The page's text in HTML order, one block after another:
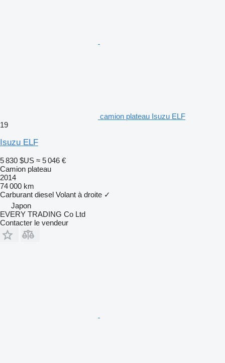
camion plateau Isuzu ELF
19
Isuzu ELF
5 830 $US ≈ 5 046 €
Camion plateau
2014
74 000 km
Carburant diesel Volant à droite ✓
Japon
EVERY TRADING Co Ltd
Contacter le vendeur